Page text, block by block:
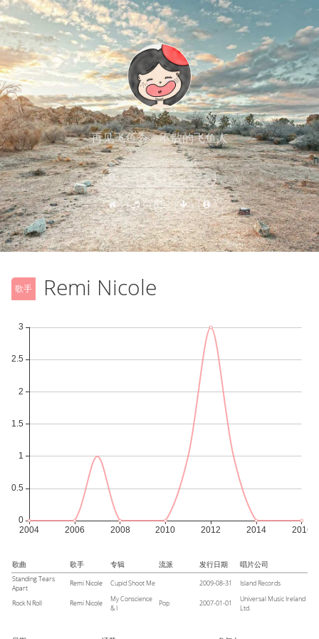
再见飞鱼秀，不散的飞鱼人
歌手 Remi Nicole
歌曲 歌手 专辑 流派 发行日期 唱片公司
Standing Tears
Apart
Remi Nicole Cupid Shoot Me 2009-08-31 Island Records
Rock N Roll Remi Nicole
My Conscience
& I
Pop 2007-01-01
Universal Music Ireland
Ltd.